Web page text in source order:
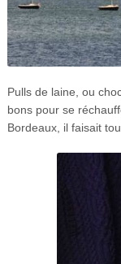
Pulls de laine, ou
bons pour se
Bordeaux, il faisait